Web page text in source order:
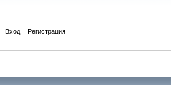
Вход Регистрация